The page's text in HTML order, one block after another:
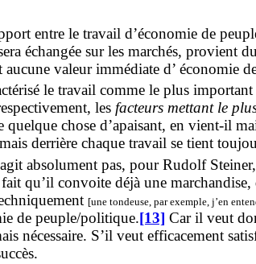
entre le travail d’économie de
échangée sur les marchés, provient
valeur immédiate d’ économie
le travail comme le plus important
les facteurs mettant le
chose d’apaisant, en vient-il
derrière chaque travail se tient
absolument pas, pour Rudolf
qu’il convoite déjà une
[une tondeuse, par exemple, j’en
de peuple/politique.[13] Car il veut
nécessaire. S’il veut efficacement